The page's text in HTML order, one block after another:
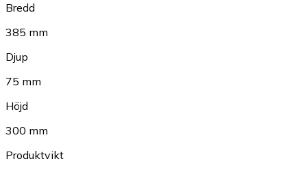
Bredd
385 mm
Djup
75 mm
Höjd
300 mm
Produktvikt